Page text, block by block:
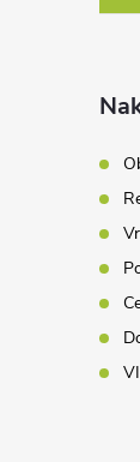
í
r
v
k
y
v
ý